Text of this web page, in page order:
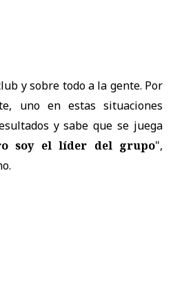
y sobre todo a la gente. Por
uno en estas situaciones
y sabe que se juega
soy el líder del grupo",